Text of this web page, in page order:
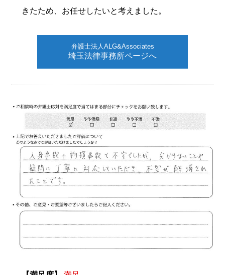
きたため、お任せしたいと考えました。
弁護士法人ALG&Associates
埼玉法律事務所ページへ